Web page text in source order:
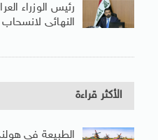
النهائى
الأكثر قراءة
الطبيعة فى